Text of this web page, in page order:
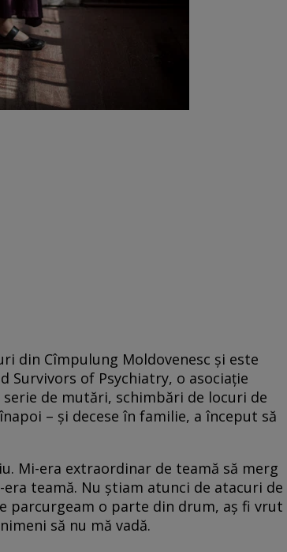
din Cîmpulung Moldovenesc şi este
Survivors of Psychiatry, o asociaţie
de mutări, schimbări de locuri de
– şi decese în familie, a început să
Mi-era extraordinar de teamă să merg
teamă. Nu ştiam atunci de atacuri de
parcurgeam o parte din drum, aş fi vrut
să nu mă vadă.